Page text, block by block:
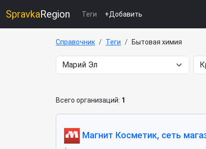
SpravkaRegion Теги +Добавить
Справочник Теги Бытовая химия
Всего организаций: 1
Магнит Косметик, сеть